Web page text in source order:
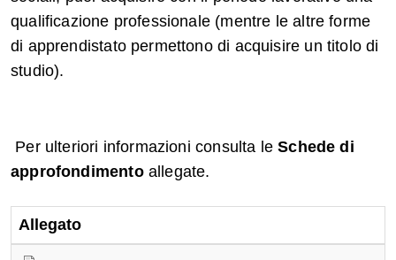
qualificazione professionale (mentre le altre forme
di apprendistato permettono di acquisire un titolo di
studio).
Per ulteriori informazioni consulta leSchede di
approfondimentoallegate.
Allegato